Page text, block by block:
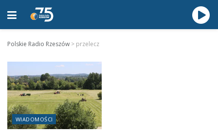
Polskie Radio Rzeszów > przelecz
WIADOMOŚCI